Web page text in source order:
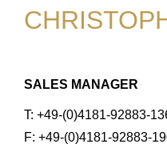
SALES MANAGER
T: +49-(0)4181-92883-
F: +49-(0)4181-92883-